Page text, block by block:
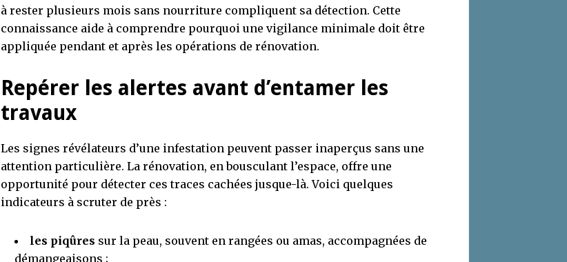
à rester plusieurs mois sans nourriture compliquent sa détection. Cette
connaissance aide à comprendre pourquoi une vigilance minimale doit être
appliquée pendant et après les opérations de rénovation.
Repérer les alertes avant d’entamer les
travaux
Les signes révélateurs d’une infestation peuvent passer inaperçus sans une
attention particulière. La rénovation, en bousculant l’espace, offre une
opportunité pour détecter ces traces cachées jusque-là. Voici quelques
indicateurs à scruter de près :
les piqûres sur la peau, souvent en rangées ou amas, accompagnées de
démangeaisons ;